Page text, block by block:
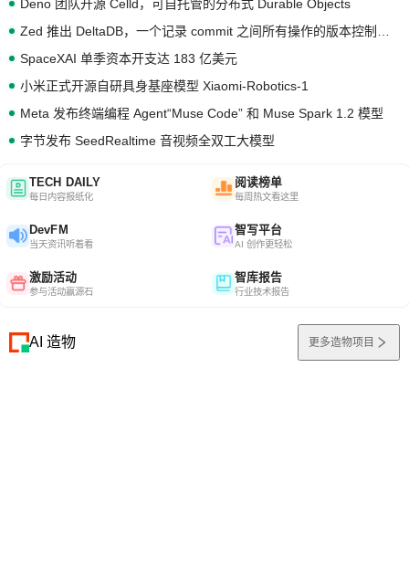
Deno 团队开源 Celld，可自托管的分布式 Durable Objects
SpaceXAI 单季资本开支达 183 亿美元
小米正式开源自研具身基座模型 Xiaomi-Robotics-1
Meta 发布终端编程 Agent“Muse Code” 和 Muse Spark 1.2 模型
字节发布 SeedRealtime 音视频全双工大模型
TECH DAILY
每日内容报纸化
阅读榜单
每周热文看这里
DevFM
当天资讯听着看
智写平台
AI 创作更轻松
激励活动
参与活动赢源石
智库报告
行业技术报告
AI 造物 更多造物项目